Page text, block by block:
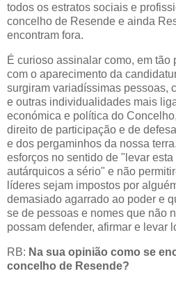
todos os estratos sociais e
concelho de Resende e ainda
encontram fora.
É curioso assinalar como, em tão
com o aparecimento da
surgiram variadíssimas pessoas,
e outras individualidades mais
económica e política do
direito de participação e de
e dos pergaminhos da nossa
esforços no sentido de "levar
autárquicos a sério" e não
líderes sejam impostos por
demasiado agarrado ao poder e
se de pessoas e nomes que não
possam defender, afirmar e levar
RB: Na sua opinião como se
concelho de Resende?